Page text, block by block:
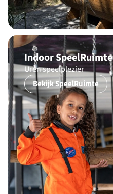
Indoor SpeelRuimte
Uren speelplezier
Bekijk SpeelRuimte